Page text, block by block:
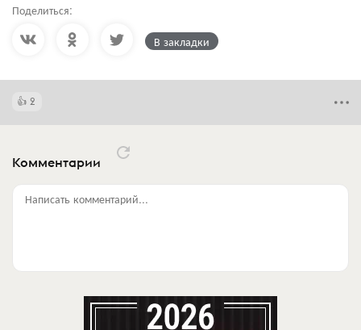
Поделиться:
В закладки
2
Комментарии
Написать комментарий...